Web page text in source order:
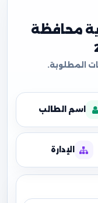
محافظة
اسم الطالب
الإدارة